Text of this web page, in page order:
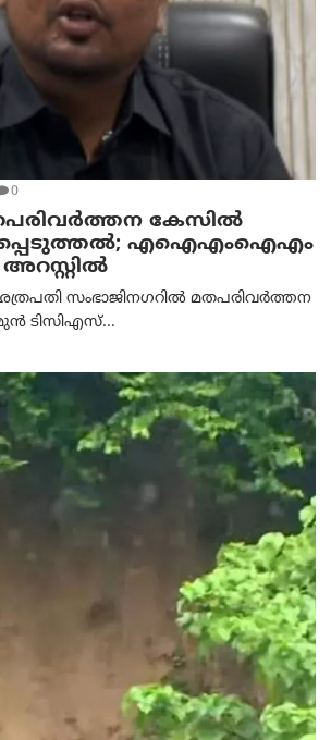
0
കേസിൽ
എഐഎംഐഎം
സംഭാജിനഗറിൽ മതപരിവർത്തന
ടിസിഎസ്...